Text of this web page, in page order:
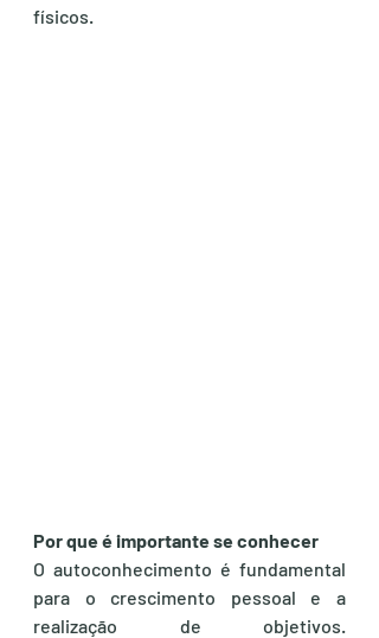
físicos.
Por que é importante se conhecer
O autoconhecimento é fundamental
para o crescimento pessoal e a
realização de objetivos.